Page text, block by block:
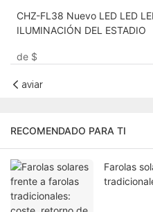
CHZ-FL38 Nuevo LED LED
ILUMINACIÓN DEL ESTADIO
de $
aviar
RECOMENDADO PARA TI
Farolas